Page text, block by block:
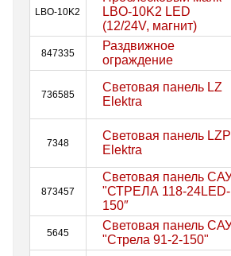
LBO-10K2
LBO-10K2 LED
(12/24V, магнит)
847335
Раздвижное
ограждение
736585
Световая панель LZ
Elektra
7348
Световая панель LZP
Elektra
873457
Световая панель
"СТРЕЛА 118-24LED-
150″
5645
Световая панель
"Стрела 91-2-150"